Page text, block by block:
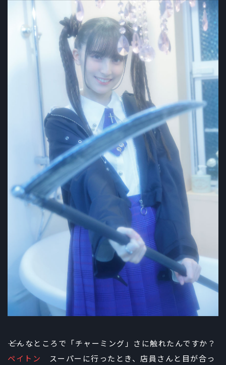
――どんなところで「チャーミング」さに触れたんですか？
ペイトン スーパーに行ったとき、店員さんと目が合っ